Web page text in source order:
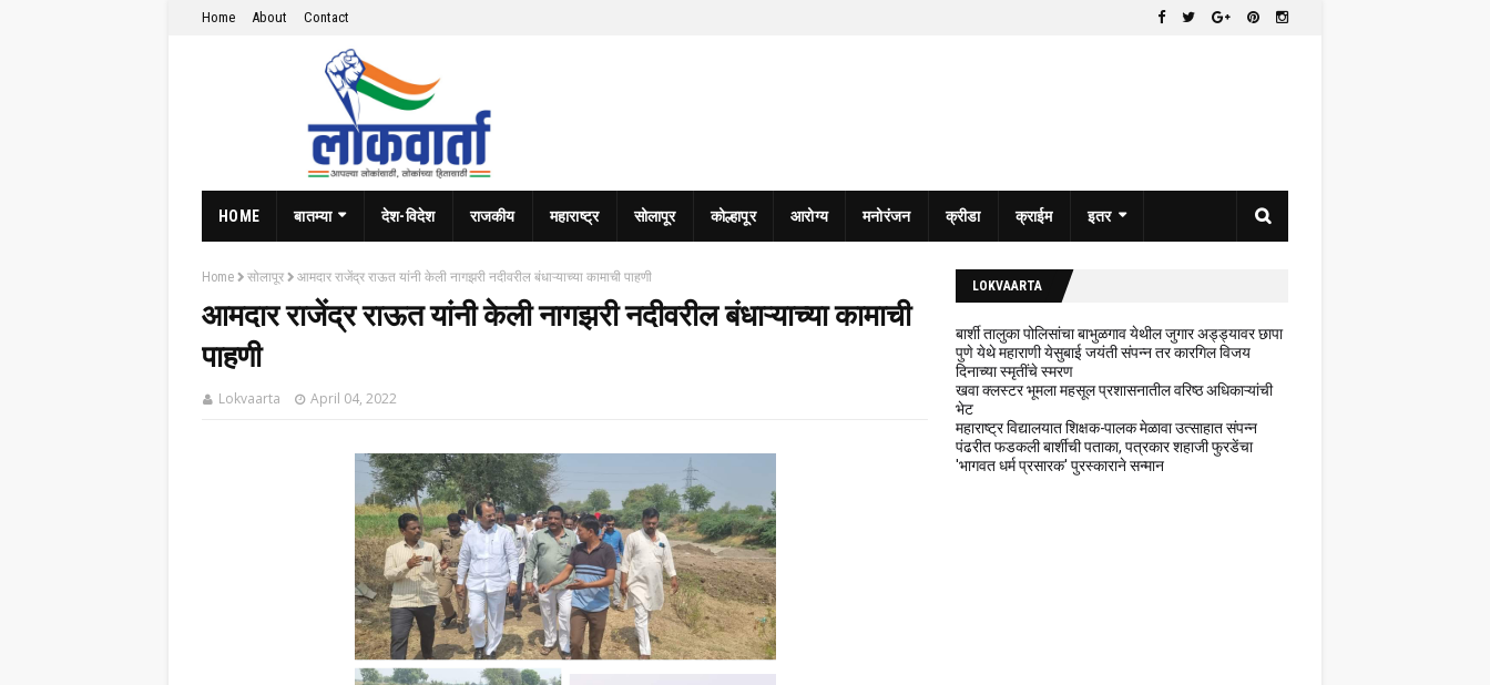
Home About Contact
HOME बातम्या देश-विदेश राजकीय महाराष्ट्र सोलापूर कोल्हापूर आरोग्य मनोरंजन क्रीडा क्राईम इतर
Home सोलापूर आमदार राजेंद्र राऊत यांनी केली नागझरी नदीवरील बंधाऱ्याच्या कामाची पाहणी
आमदार राजेंद्र राऊत यांनी केली नागझरी नदीवरील बंधाऱ्याच्या कामाची
पाहणी
Lokvaarta April 04, 2022
LOKVAARTA
बार्शी तालुका पोलिसांचा बाभुळगाव येथील जुगार अड्ड्यावर छापा
पुणे येथे महाराणी येसुबाई जयंती संपन्न तर कारगिल विजय
दिनाच्या स्मृतींचे स्मरण
खवा क्लस्टर भूमला महसूल प्रशासनातील वरिष्ठ अधिकाऱ्यांची
भेट
महाराष्ट्र विद्यालयात शिक्षक-पालक मेळावा उत्साहात संपन्न
पंढरीत फडकली बार्शीची पताका, पत्रकार शहाजी फुरडेंचा
'भागवत धर्म प्रसारक' पुरस्काराने सन्मान